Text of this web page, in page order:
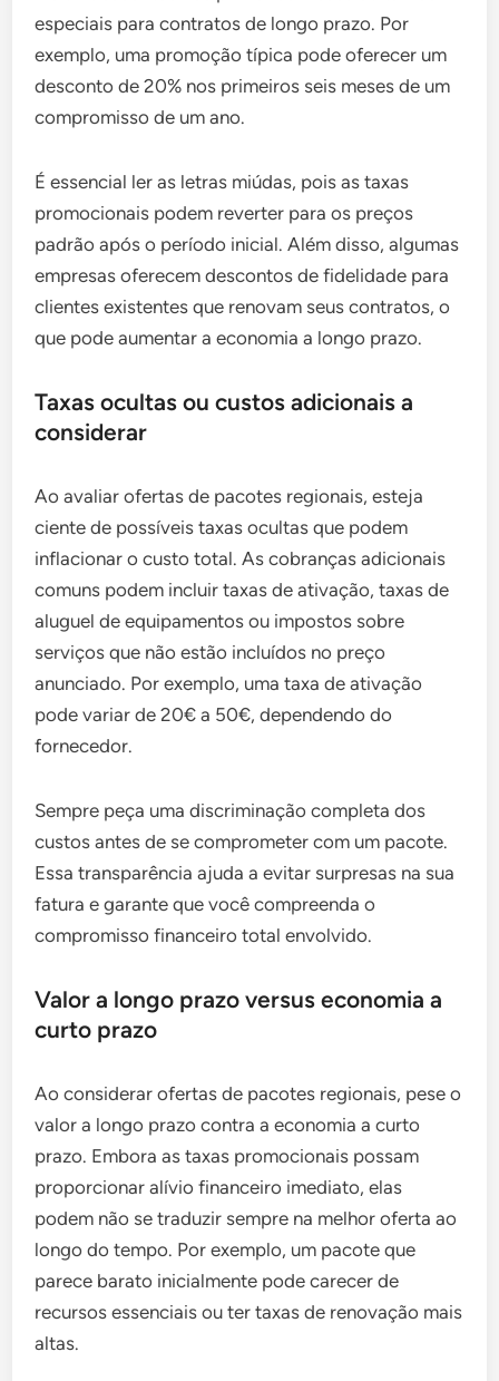
especiais para contratos de longo prazo. Por
exemplo, uma promoção típica pode oferecer um
desconto de 20% nos primeiros seis meses de um
compromisso de um ano.
É essencial ler as letras miúdas, pois as taxas
promocionais podem reverter para os preços
padrão após o período inicial. Além disso, algumas
empresas oferecem descontos de fidelidade para
clientes existentes que renovam seus contratos, o
que pode aumentar a economia a longo prazo.
Taxas ocultas ou custos adicionais a
considerar
Ao avaliar ofertas de pacotes regionais, esteja
ciente de possíveis taxas ocultas que podem
inflacionar o custo total. As cobranças adicionais
comuns podem incluir taxas de ativação, taxas de
aluguel de equipamentos ou impostos sobre
serviços que não estão incluídos no preço
anunciado. Por exemplo, uma taxa de ativação
pode variar de 20€ a 50€, dependendo do
fornecedor.
Sempre peça uma discriminação completa dos
custos antes de se comprometer com um pacote.
Essa transparência ajuda a evitar surpresas na sua
fatura e garante que você compreenda o
compromisso financeiro total envolvido.
Valor a longo prazo versus economia a
curto prazo
Ao considerar ofertas de pacotes regionais, pese o
valor a longo prazo contra a economia a curto
prazo. Embora as taxas promocionais possam
proporcionar alívio financeiro imediato, elas
podem não se traduzir sempre na melhor oferta ao
longo do tempo. Por exemplo, um pacote que
parece barato inicialmente pode carecer de
recursos essenciais ou ter taxas de renovação mais
altas.